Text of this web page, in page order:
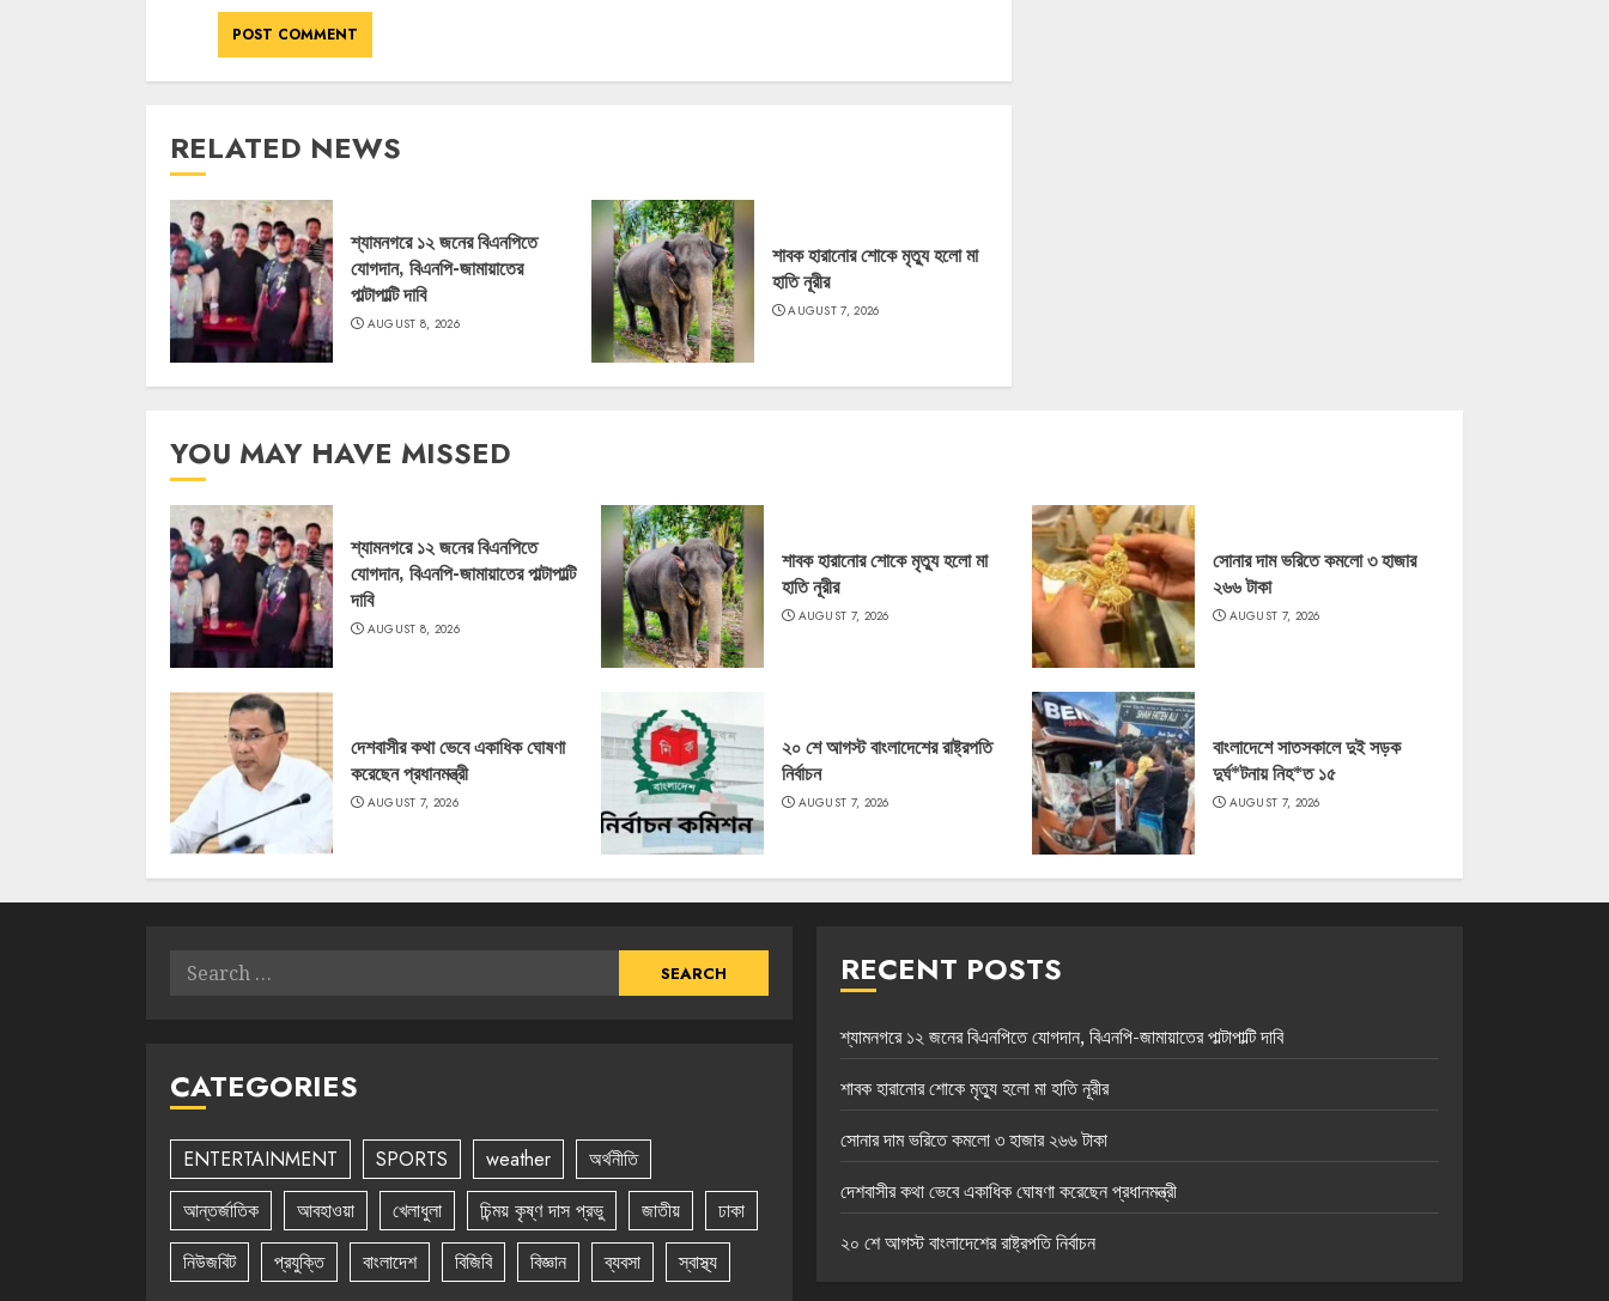
RELATED NEWS
শ্যামনগরে ১২ জনের বিএনপিতে
যোগদান, বিএনপি-জামায়াতের
পাল্টাপাল্টি দাবি
AUGUST 8, 2026
শাবক হারানোর শোকে মৃত্যু হলো মা
হাতি নূরীর
AUGUST 7, 2026
YOU MAY HAVE MISSED
শ্যামনগরে ১২ জনের বিএনপিতে
যোগদান, বিএনপি-জামায়াতের পাল্টাপাল্টি
দাবি
AUGUST 8, 2026
শাবক হারানোর শোকে মৃত্যু হলো মা
হাতি নূরীর
AUGUST 7, 2026
সোনার দাম ভরিতে কমলো ৩ হাজার
২৬৬ টাকা
AUGUST 7, 2026
দেশবাসীর কথা ভেবে একাধিক ঘোষণা
করেছেন প্রধানমন্ত্রী
AUGUST 7, 2026
২০ শে আগস্ট বাংলাদেশের রাষ্ট্রপতি
নির্বাচন
AUGUST 7, 2026
বাংলাদেশে সাতসকালে দুই সড়ক
দুর্ঘ*টনায় নিহ*ত ১৫
AUGUST 7, 2026
Search
CATEGORIES
ENTERTAINMENT SPORTS weather
অর্থনীতি
আন্তর্জাতিক
আবহাওয়া খেলাধুলা চিন্ময় কৃষ্ণ দাস প্রভু জাতীয়
ঢাকা
নিউজবিট
প্রযুক্তি বাংলাদেশ বিজিবি বিজ্ঞান ব্যবসা স্বাস্থ্য
RECENT POSTS
শ্যামনগরে ১২ জনের বিএনপিতে যোগদান, বিএনপি-জামায়াতের পাল্টাপাল্টি দাবি
শাবক হারানোর শোকে মৃত্যু হলো মা হাতি নূরীর
সোনার দাম ভরিতে কমলো ৩ হাজার ২৬৬ টাকা
দেশবাসীর কথা ভেবে একাধিক ঘোষণা করেছেন প্রধানমন্ত্রী
২০ শে আগস্ট বাংলাদেশের রাষ্ট্রপতি নির্বাচন